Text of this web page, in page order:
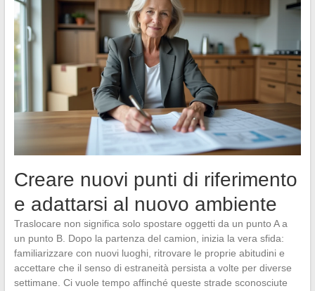
Creare nuovi punti di riferimento
e adattarsi al nuovo ambiente
Traslocare non significa solo spostare oggetti da un punto A a
un punto B. Dopo la partenza del camion, inizia la vera sfida:
familiarizzare con nuovi luoghi, ritrovare le proprie abitudini e
accettare che il senso di estraneità persista a volte per diverse
settimane. Ci vuole tempo affinché queste strade sconosciute